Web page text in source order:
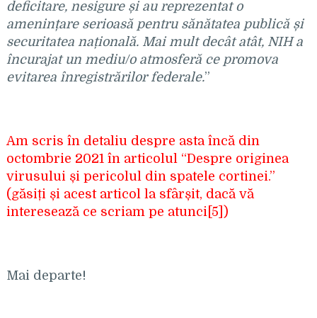
deficitare, nesigure și au reprezentat o
amenințare serioasă pentru sănătatea publică și
securitatea națională. Mai mult decât atât, NIH a
încurajat un mediu/o atmosferă ce promova
evitarea înregistrărilor federale.”
Am scris în detaliu despre asta încă din
octombrie 2021 în articolul “Despre originea
virusului și pericolul din spatele cortinei.”
(găsiți și acest articol la sfârșit, dacă vă
interesează ce scriam pe atunci[5] )
Mai departe!